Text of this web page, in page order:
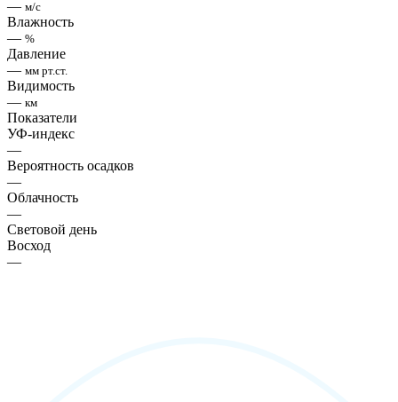
— м/с
Влажность
— %
Давление
— мм рт.ст.
Видимость
— км
Показатели
УФ-индекс
—
Вероятность осадков
—
Облачность
—
Световой день
Восход
—